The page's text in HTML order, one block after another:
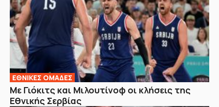
EΘΝΙΚΕΣ OΜΑΔΕΣ
Με Γιόκιτς και Μιλουτίνοφ οι κλήσεις της
Εθνικής Σερβίας